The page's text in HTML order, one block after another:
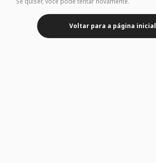
Voltar para a página inicial